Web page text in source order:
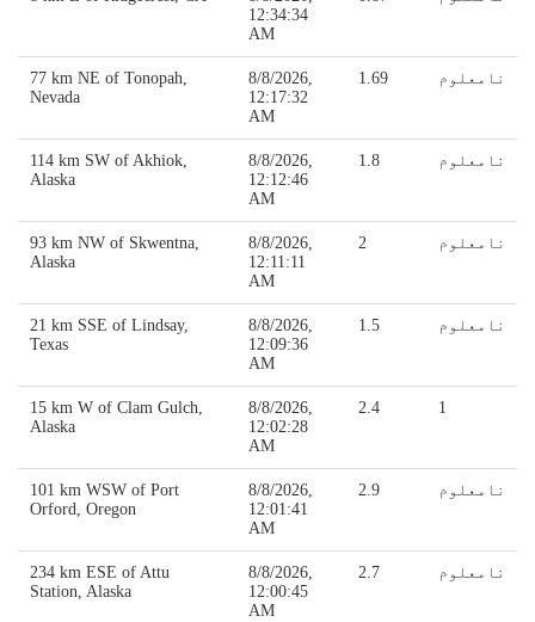
12:34:34
AM
77 km NE of Tonopah,
Nevada
8/8/2026,
12:17:32
AM
1.69 نامعلوم
114 km SW of Akhiok,
Alaska
8/8/2026,
12:12:46
AM
1.8 نامعلوم
93 km NW of Skwentna,
Alaska
8/8/2026,
12:11:11
AM
2 نامعلوم
21 km SSE of Lindsay,
Texas
8/8/2026,
12:09:36
AM
1.5 نامعلوم
15 km W of Clam Gulch,
Alaska
8/8/2026,
12:02:28
AM
2.4 1
101 km WSW of Port
Orford, Oregon
8/8/2026,
12:01:41
AM
2.9 نامعلوم
234 km ESE of Attu
Station, Alaska
8/8/2026,
12:00:45
AM
2.7 نامعلوم